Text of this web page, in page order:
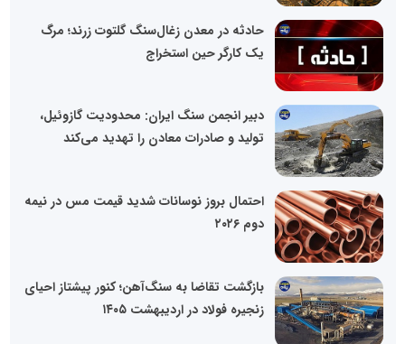
حادثه در معدن زغال‌سنگ گلتوت زرند؛ مرگ
یک کارگر حین استخراج
دبیر انجمن سنگ ایران: محدودیت گازوئیل،
تولید و صادرات معادن را تهدید می‌کند
احتمال بروز نوسانات شدید قیمت مس در نیمه
دوم ۲۰۲۶
بازگشت تقاضا به سنگ‌آهن؛ کنور پیشتاز احیای
زنجیره فولاد در اردیبهشت ۱۴۰۵